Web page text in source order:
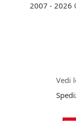
2007 - 2026
Vedi